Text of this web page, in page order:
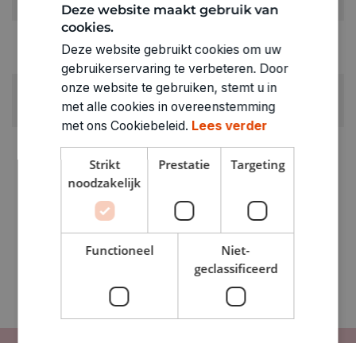
Decoratieve elementen
GEWICHT
0323140
Deze website maakt gebruik van
cookies.
Deze website gebruikt cookies om uw
gebruikerservaring te verbeteren. Door
onze website te gebruiken, stemt u in
met alle cookies in overeenstemming
met ons Cookiebeleid. Lees verder
Strikt
noodzakelijk
Prestatie Targeting
Functioneel
Niet-
geclassificeerd